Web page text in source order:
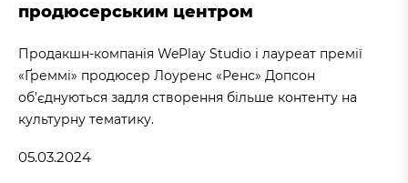
продюсерським центром
Продакшн-компанія WePlay Studio і лауреат премії
«Ґреммі» продюсер Лоуренс «Ренс» Допсон
об’єднуються задля створення більше контенту на
культурну тематику.
05.03.2024